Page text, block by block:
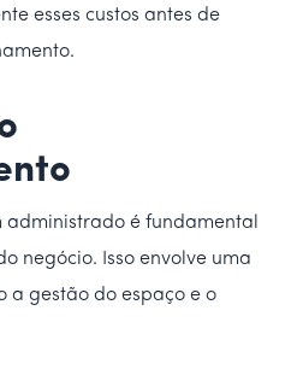
esses custos antes de
administrado é fundamental
negócio. Isso envolve uma
a gestão do espaço e o